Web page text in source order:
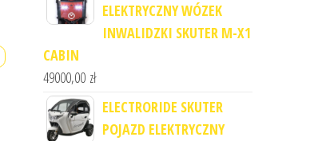
ELEKTRYCZNY WÓZEK
INWALIDZKI SKUTER M-X1
CABIN
49000,00 zł
ELECTRORIDE SKUTER
POJAZD ELEKTRYCZNY